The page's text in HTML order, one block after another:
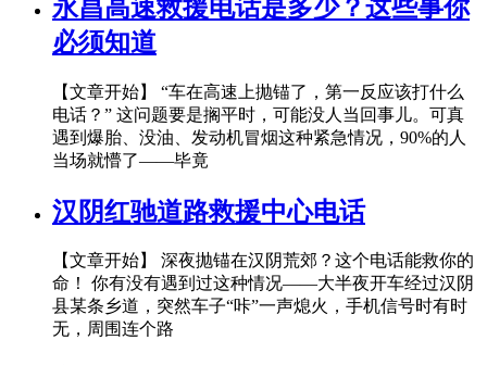
永昌高速救援电话是多少？这些事你
必须知道
【文章开始】 “车在高速上抛锚了，第一反应该打什么
电话？” 这问题要是搁平时，可能没人当回事儿。可真
遇到爆胎、没油、发动机冒烟这种紧急情况，90%的人
当场就懵了——毕竟
汉阴红驰道路救援中心电话
【文章开始】 深夜抛锚在汉阴荒郊？这个电话能救你的
命！ 你有没有遇到过这种情况——大半夜开车经过汉阴
县某条乡道，突然车子“咔”一声熄火，手机信号时有时
无，周围连个路